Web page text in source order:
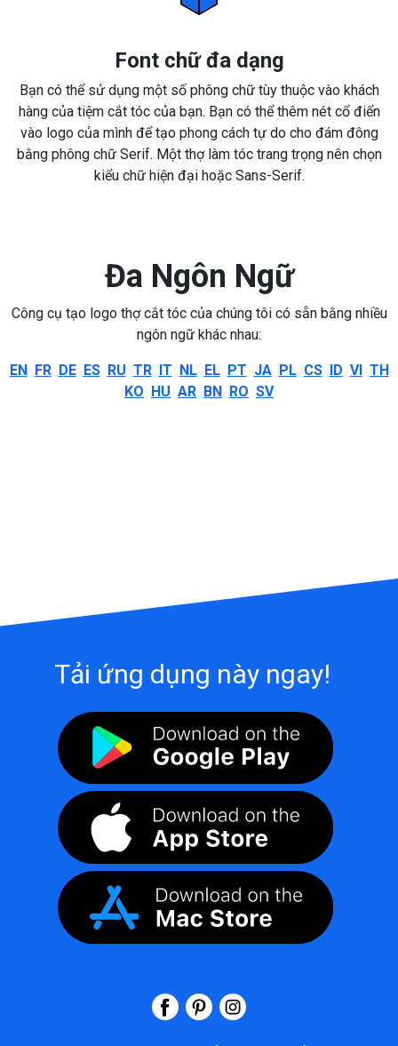
Font chữ đa dạng
Bạn có thể sử dụng một số phông chữ tùy thuộc vào khách
hàng của tiệm cắt tóc của bạn. Bạn có thể thêm nét cổ điển
vào logo của mình để tạo phong cách tự do cho đám đông
bằng phông chữ Serif. Một thợ làm tóc trang trọng nên chọn
kiểu chữ hiện đại hoặc Sans-Serif.
Đa Ngôn Ngữ
Công cụ tạo logo thợ cắt tóc của chúng tôi có sẵn bằng nhiều
ngôn ngữ khác nhau:
EN FR DE ES RU TR IT NL EL PT JA PL CS ID VI TH
KO HU AR BN RO SV
Tải ứng dụng này ngay!